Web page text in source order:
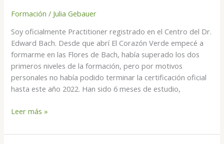
Formación / Julia Gebauer
Soy oficialmente Practitioner registrado en el Centro del Dr.
Edward Bach. Desde que abrí El Corazón Verde empecé a
formarme en las Flores de Bach, había superado los dos
primeros niveles de la formación, pero por motivos
personales no había podido terminar la certificación oficial
hasta este año 2022. Han sido 6 meses de estudio,
Centro
Dr.
Edward
Bach
Leer más »